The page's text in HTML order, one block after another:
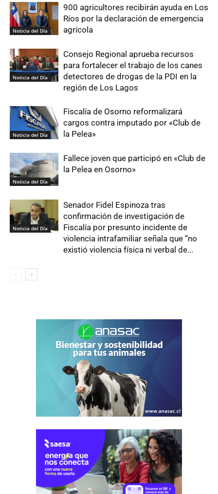
Noticia del Día
900 agricultores recibirán ayuda en Los
Ríos por la declaración de emergencia
agrícola
Noticia del Día
Consejo Regional aprueba recursos
para fortalecer el trabajo de los canes
detectores de drogas de la PDI en la
región de Los Lagos
Noticia del Día
Fiscalía de Osorno reformalizará
cargos contra imputado por «Club de
la Pelea»
Noticia del Día
Fallece joven que participó en «Club de
la Pelea en Osorno»
Noticia del Día
Senador Fidel Espinoza tras
confirmación de investigación de
Fiscalía por presunto incidente de
violencia intrafamiliar señala que “no
existió violencia física ni verbal de...